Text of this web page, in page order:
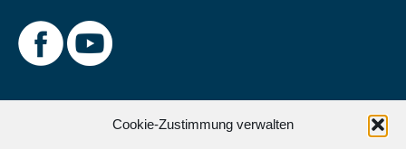
Cookie-Zustimmung verwalten